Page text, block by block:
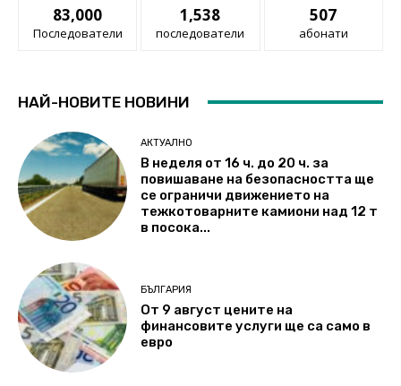
83,000
Последователи
1,538
последователи
507
абонати
НАЙ-НОВИТЕ НОВИНИ
АКТУАЛНО
В неделя от 16 ч. до 20 ч. за
повишаване на безопасността ще
се ограничи движението на
тежкотоварните камиони над 12 т
в посока...
БЪЛГАРИЯ
От 9 август цените на
финансовите услуги ще са само в
евро